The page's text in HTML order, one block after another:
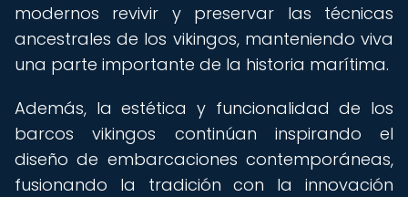
modernos revivir y preservar las técnicas
ancestrales de los vikingos, manteniendo viva
una parte importante de la historia marítima.
Además, la estética y funcionalidad de los
barcos vikingos continúan inspirando el
diseño de embarcaciones contemporáneas,
fusionando la tradición con la innovación